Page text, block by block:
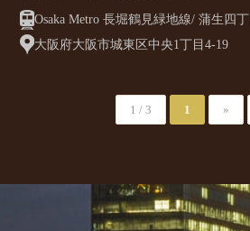
大阪府大阪市城東区中央1丁目4-19
1 / 3 1 »